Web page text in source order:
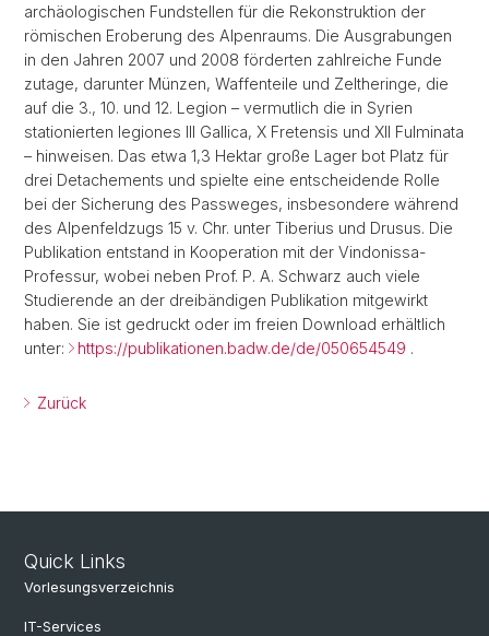
archäologischen Fundstellen für die Rekonstruktion der
römischen Eroberung des Alpenraums. Die Ausgrabungen
in den Jahren 2007 und 2008 förderten zahlreiche Funde
zutage, darunter Münzen, Waffenteile und Zeltheringe, die
auf die 3., 10. und 12. Legion – vermutlich die in Syrien
stationierten legiones III Gallica, X Fretensis und XII Fulminata
– hinweisen. Das etwa 1,3 Hektar große Lager bot Platz für
drei Detachements und spielte eine entscheidende Rolle
bei der Sicherung des Passweges, insbesondere während
des Alpenfeldzugs 15 v. Chr. unter Tiberius und Drusus. Die
Publikation entstand in Kooperation mit der Vindonissa-
Professur, wobei neben Prof. P. A. Schwarz auch viele
Studierende an der dreibändigen Publikation mitgewirkt
haben. Sie ist gedruckt oder im freien Download erhältlich
unter:
https://publikationen.badw.de/de/050654549 .
Zurück
Quick Links
Vorlesungsverzeichnis
IT-Services